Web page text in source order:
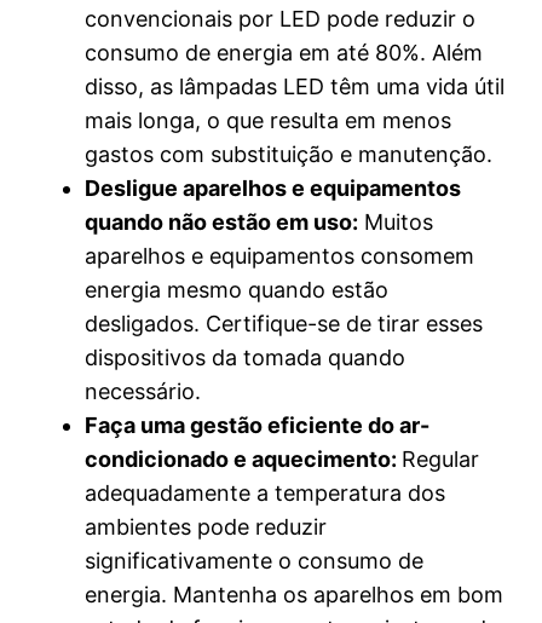
convencionais por LED pode reduzir o
consumo de energia em até 80%. Além
disso, as lâmpadas LED têm uma vida útil
mais longa, o que resulta em menos
gastos com substituição e manutenção.
Desligue aparelhos e equipamentos
quando não estão em uso: Muitos
aparelhos e equipamentos consomem
energia mesmo quando estão
desligados. Certifique-se de tirar esses
dispositivos da tomada quando
necessário.
Faça uma gestão eficiente do ar-
condicionado e aquecimento: Regular
adequadamente a temperatura dos
ambientes pode reduzir
significativamente o consumo de
energia. Mantenha os aparelhos em bom